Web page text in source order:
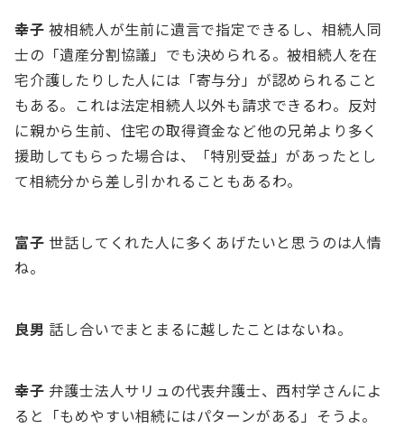
幸⼦被相続⼈が⽣前に遺⾔で指定できるし、相続⼈同
⼠の「遺産分割協議」でも決められる。被相続⼈を在
宅介護したりした⼈には「寄与分」が認められること
もある。これは法定相続⼈以外も請求できるわ。反対
に親から⽣前、住宅の取得資⾦など他の兄弟より多く
援助してもらった場合は、「特別受益」があったとし
て相続分から差し引かれることもあるわ。
富⼦ 世話してくれた⼈に多くあげたいと思うのは⼈情
ね。
良男 話し合いでまとまるに越したことはないね。
幸⼦ 弁護⼠法⼈サリュの代表弁護⼠、⻄村学さんによ
ると「もめやすい相続にはパターンがある」そうよ。